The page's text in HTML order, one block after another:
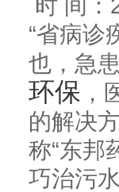
时 间：
“省病诊
也，急
环保 ，
的解决
称“东邦
巧治污水